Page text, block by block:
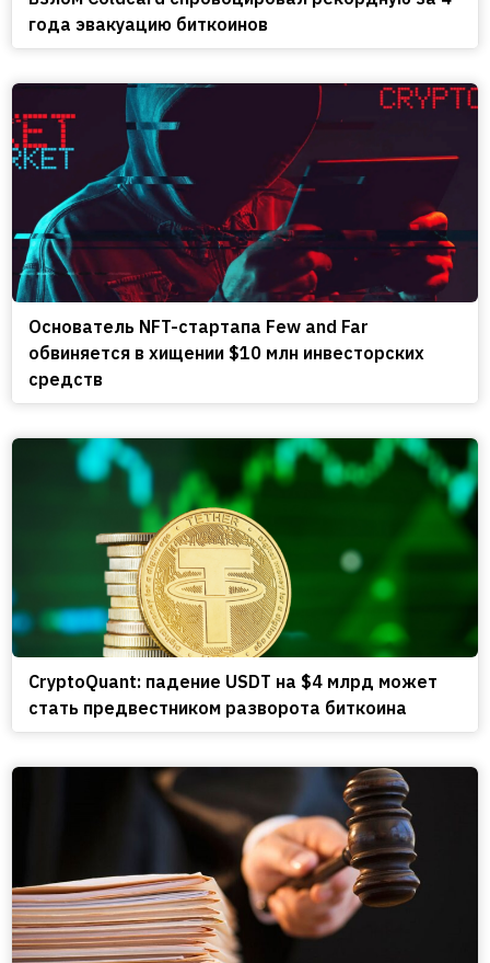
года эвакуацию биткоинов
Основатель NFT-стартапа Few and Far
обвиняется в хищении $10 млн инвесторских
средств
CryptoQuant: падение USDT на $4 млрд может
стать предвестником разворота биткоина